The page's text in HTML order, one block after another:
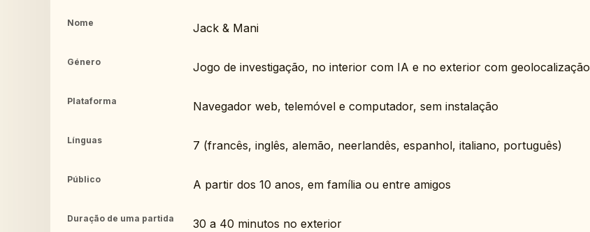
Nome Jack & Mani
Género Jogo de investigação, no interior com IA e no exterior com geolocalização
Plataforma Navegador web, telemóvel e computador, sem instalação
Línguas 7 (francês, inglês, alemão, neerlandês, espanhol, italiano, português)
Público A partir dos 10 anos, em família ou entre amigos
Duração de uma partida 30 a 40 minutos no exterior